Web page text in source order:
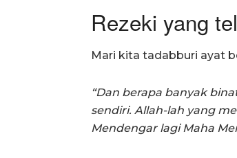
Rezeki yang
Mari kita tadabburi ayat
“Dan berapa banyak
sendiri. Allah-lah yang
Mendengar lagi Maha